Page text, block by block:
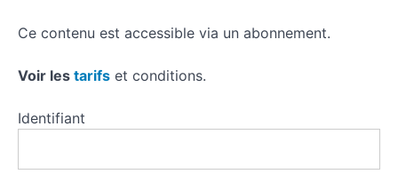
Présenter
documents
Ce contenu est accessible via un abonnement.
Voir les tarifs et conditions.
Identifiant